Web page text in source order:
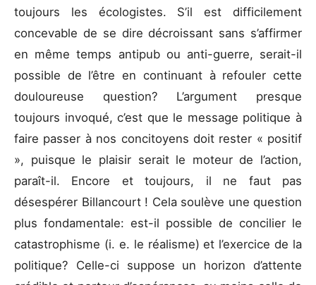
toujours les écologistes. S’il est difficilement
concevable de se dire décroissant sans s’affirmer
en même temps antipub ou anti-guerre, serait-il
possible de l’être en continuant à refouler cette
douloureuse question? L’argument presque
toujours invoqué, c’est que le message politique à
faire passer à nos concitoyens doit rester « positif
», puisque le plaisir serait le moteur de l’action,
paraît-il. Encore et toujours, il ne faut pas
désespérer Billancourt ! Cela soulève une question
plus fondamentale: est-il possible de concilier le
catastrophisme (i. e. le réalisme) et l’exercice de la
politique? Celle-ci suppose un horizon d’attente